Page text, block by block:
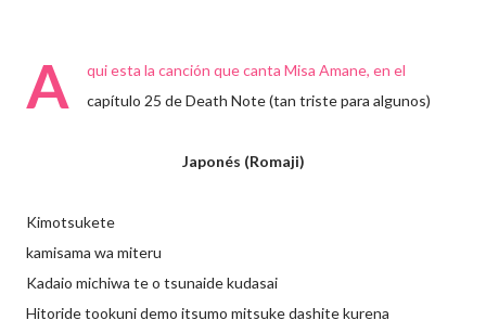
A
qui esta la canción que canta Misa Amane, en el
capítulo 25 de Death Note (tan triste para algunos)
Japonés (Romaji)
Kimotsukete
kamisama wa miteru
Kadaio michiwa te o tsunaide kudasai
Hitoride tookuni demo itsumo mitsuke dashite kurena